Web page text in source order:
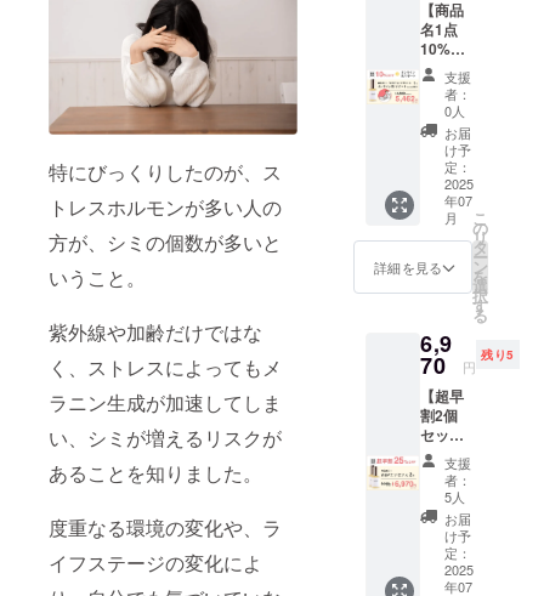
特にびっくりしたのが、ス
トレスホルモンが多い人の
方が、シミの個数が多いと
いうこと。
紫外線や加齢だけではな
く、ストレスによってもメ
ラニン生成が加速してしま
い、シミが増えるリスクが
あることを知りました。
度重なる環境の変化や、ラ
イフステージの変化によ
悩みが
ある方
向けの
プラン
です！
※ご支援
後～プ
ロジェ
クト終
了後
に、個
別でブ
オー
ナーと
ルの調
整をし
ていた
だきま
す。
※ZOOM
への接
続の際
に発生
する通
信費等
は、支
援者様
【商品
名1点
10%OF
F＋オン
ライン
肌サ
ポート
（Zoom
、30
分）】
現在の
お悩み
や今お
持ちの
スキン
ケアに
て、美
容のプ
ロであ
るコス
メコン
シェル
ジュが
オンラ
インで
あなた
のお肌
をサ
ポート
支援
者：
0人
お届
け予
定：
2025
年07
月
詳細を見る
こ
の
リ
タ
ー
ン
を
選
択
す
る
6,9
70 円
残り5
【超早
割2個
セッ
ト
25%OF
mimi+
本品2
費税、
送料込
支援
者：
5人
お届
け予
定：
2025
年07